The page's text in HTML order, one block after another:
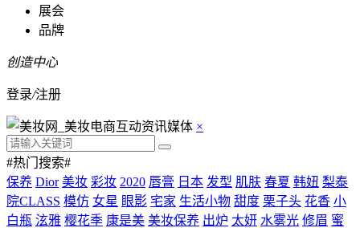
展会
品牌
创造中心
登录/注册
×
#热门搜索#
保养 Dior 美妆 彩妆 2020 唇膏 日本 发型 肌肤 春夏 韩妞 梨泰
院CLASS 模仿 女星 眼影 宅家 生活小物 甜度 栗子头 花香 小
白瓶 泫雅 樱花季 康是美 美妆保养 出炉 太妍 水雾光 修眉 蜜